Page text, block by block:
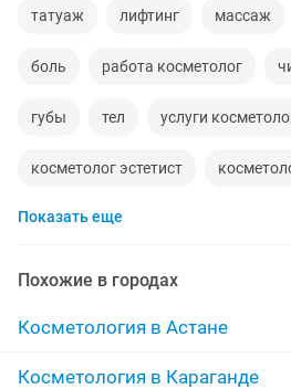
татуаж лифтинг массаж
боль работа косметолог
губы тел услуги
косметолог эстетист
модели модели для
ткани брови медицински
аппаратный девушки для
Показать еще
Похожие в городах
Косметология в Астане
Косметология в Караганде